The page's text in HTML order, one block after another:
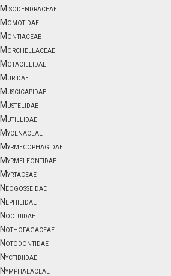
Misodendraceae
Momotidae
Montiaceae
Morchellaceae
Motacillidae
Muridae
Muscicapidae
Mustelidae
Mutillidae
Mycenaceae
Myrmecophagidae
Myrmeleontidae
Myrtaceae
Neogosseidae
Nephilidae
Noctuidae
Nothofagaceae
Notodontidae
Nyctibiidae
Nymphaeaceae